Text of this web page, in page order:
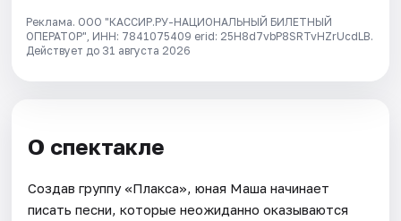
Реклама. ООО "КАССИР.РУ-НАЦИОНАЛЬНЫЙ БИЛЕТНЫЙ
ОПЕРАТОР", ИНН: 7841075409 erid: 25H8d7vbP8SRTvHZrUcdLB.
Действует до 31 августа 2026
О спектакле
Создав группу «Плакса», юная Маша начинает
писать песни, которые неожиданно оказываются